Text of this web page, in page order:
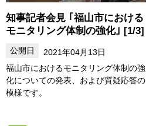
知事記者会見 ｢福山市における
モニタリング体制の強化｣ [1/3]
2021年04月13日
福山市におけるモニタリング体制の強
化についての発表、および質疑応答の
模様です。